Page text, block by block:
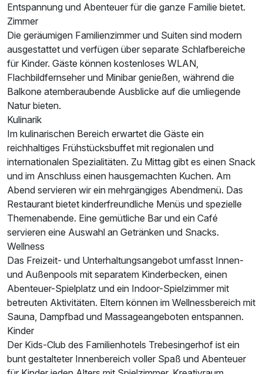
Ausstattung
Zusatznächte
Für 3 Tage
Suite/n
2 Erwachsene und 3 Kinder
Entspannung und Abenteuer für die ganze Familie bietet.
Zimmer
Die geräumigen Familienzimmer und Suiten sind modern
ausgestattet und verfügen über separate Schlafbereiche
für Kinder. Gäste können kostenloses WLAN,
Flachbildfernseher und Minibar genießen, während die
Balkone atemberaubende Ausblicke auf die umliegende
Natur bieten.
Kulinarik
Im kulinarischen Bereich erwartet die Gäste ein
reichhaltiges Frühstücksbuffet mit regionalen und
internationalen Spezialitäten. Zu Mittag gibt es einen Snack
und im Anschluss einen hausgemachten Kuchen. Am
Abend servieren wir ein mehrgängiges Abendmenü. Das
Restaurant bietet kinderfreundliche Menüs und spezielle
Themenabende. Eine gemütliche Bar und ein Café
servieren eine Auswahl an Getränken und Snacks.
Wellness
Das Freizeit- und Unterhaltungsangebot umfasst Innen-
und Außenpools mit separatem Kinderbecken, einen
Abenteuer-Spielplatz und ein Indoor-Spielzimmer mit
betreuten Aktivitäten. Eltern können im Wellnessbereich mit
Sauna, Dampfbad und Massageangeboten entspannen.
Kinder
Der Kids-Club des Familienhotels Trebesingerhof ist ein
bunt gestalteter Innenbereich voller Spaß und Abenteuer